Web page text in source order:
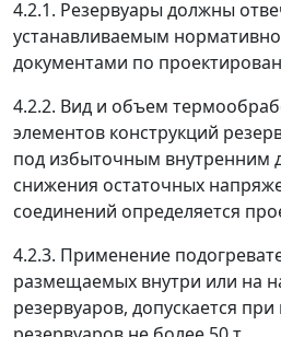
4.2.1. Резервуары должны
устанавливаемым
документами по
4.2.2. Вид и объем
элементов конструкций
под избыточным внутренним
снижения остаточных
соединений определяется
4.2.3. Применение
размещаемых внутри или на
резервуаров, допускается